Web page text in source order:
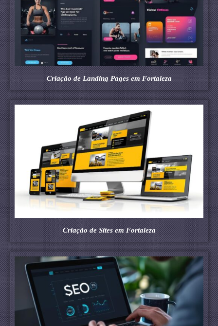
Criação de Landing Pages em Fortaleza
Criação de Sites em Fortaleza